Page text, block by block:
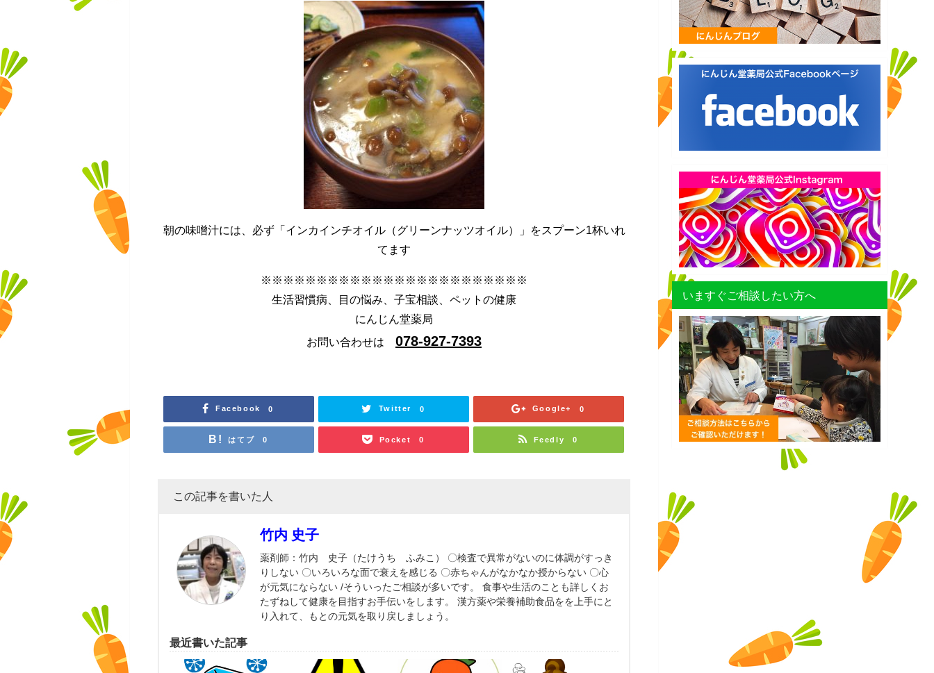
朝の味噌汁には、必ず「インカインチオイル（グリーンナッツオイル）」をスプーン1杯いれ
てます
※※※※※※※※※※※※※※※※※※※※※※※※
生活習慣病、目の悩み、子宝相談、ペットの健康
にんじん堂薬局
お問い合わせは 078-927-7393
Facebook 0 Twitter 0 Google+ 0
はてブ 0 Pocket 0 Feedly 0
この記事を書いた人
竹内 史子
薬剤師：竹内 史子（たけうち ふみこ） 〇検査で異常がないのに体調がすっき
りしない 〇いろいろな面で衰えを感じる 〇赤ちゃんがなかなか授からない 〇心
が元気にならない /そういったご相談が多いです。 食事や生活のことも詳しくお
たずねして健康を目指すお手伝いをします。 漢方薬や栄養補助食品をを上手にと
り入れて、もとの元気を取り戻しましょう。
最近書いた記事
いますぐご相談したい方へ